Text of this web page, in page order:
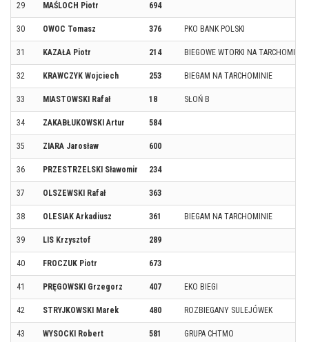
29 MAŚLOCH Piotr 694
30 OWOC Tomasz 376 PKO BANK POLSKI
31 KAZAŁA Piotr 214 BIEGOWE WTORKI NA TARCHOMINIE
32 KRAWCZYK Wojciech 253 BIEGAM NA TARCHOMINIE
33 MIASTOWSKI Rafał 18 SŁOŃ B
34 ZAKABŁUKOWSKI Artur 584
35 ZIARA Jarosław 600
36 PRZESTRZELSKI Sławomir 234
37 OLSZEWSKI Rafał 363
38 OLESIAK Arkadiusz 361 BIEGAM NA TARCHOMINIE
39 LIS Krzysztof 289
40 FROCZUK Piotr 673
41 PRĘGOWSKI Grzegorz 407 EKO BIEGI
42 STRYJKOWSKI Marek 480 ROZBIEGANY SULEJÓWEK
43 WYSOCKI Robert 581 GRUPA CHTMO